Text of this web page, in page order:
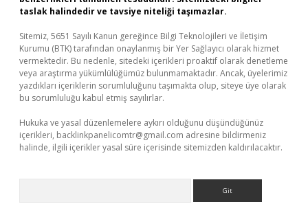
taslak halindedir ve tavsiye niteliği taşımazlar.
Sitemiz, 5651 Sayılı Kanun gereğince Bilgi Teknolojileri ve İletişim
Kurumu (BTK) tarafından onaylanmış bir Yer Sağlayıcı olarak hizmet
vermektedir. Bu nedenle, sitedeki içerikleri proaktif olarak denetleme
veya araştırma yükümlülüğümüz bulunmamaktadır. Ancak, üyelerimiz
yazdıkları içeriklerin sorumluluğunu taşımakta olup, siteye üye olarak
bu sorumluluğu kabul etmiş sayılırlar.
Hukuka ve yasal düzenlemelere aykırı olduğunu düşündüğünüz
içerikleri, backlinkpanelicomtr@gmail.com adresine bildirmeniz
halinde, ilgili içerikler yasal süre içerisinde sitemizden kaldırılacaktır.